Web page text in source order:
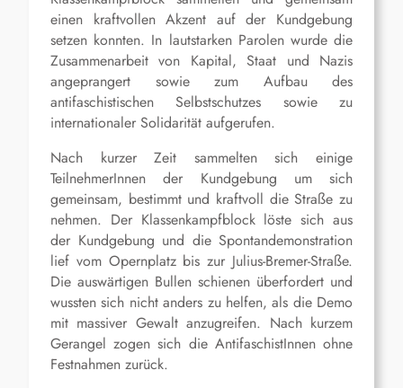
einen kraftvollen Akzent auf der Kundgebung
setzen konnten. In lautstarken Parolen wurde die
Zusammenarbeit von Kapital, Staat und Nazis
angeprangert sowie zum Aufbau des
antifaschistischen Selbstschutzes sowie zu
internationaler Solidarität aufgerufen.
Nach kurzer Zeit sammelten sich einige
TeilnehmerInnen der Kundgebung um sich
gemeinsam, bestimmt und kraftvoll die Straße zu
nehmen. Der Klassenkampfblock löste sich aus
der Kundgebung und die Spontandemonstration
lief vom Opernplatz bis zur Julius-Bremer-Straße.
Die auswärtigen Bullen schienen überfordert und
wussten sich nicht anders zu helfen, als die Demo
mit massiver Gewalt anzugreifen. Nach kurzem
Gerangel zogen sich die AntifaschistInnen ohne
Festnahmen zurück.